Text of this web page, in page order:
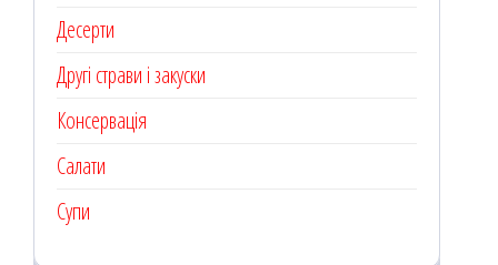
Десерти
Другі страви і закуски
Консервація
Салати
Супи